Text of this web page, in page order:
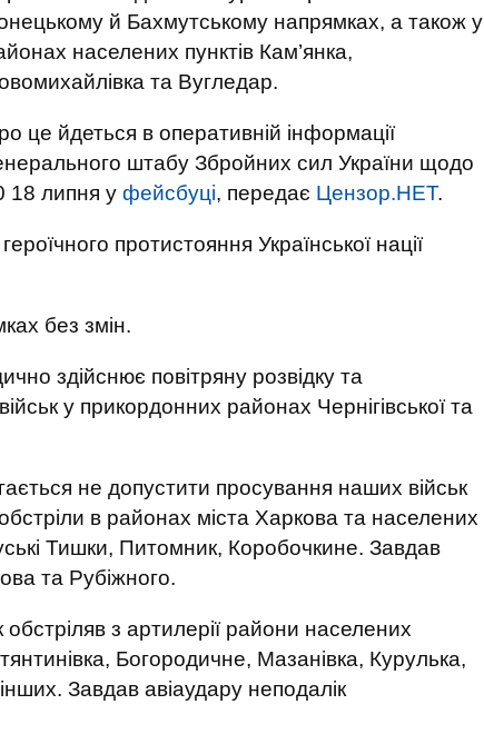
й Бахмутському напрямках, а також у
населених пунктів Кам’янка,
та Вугледар.
це йдеться в оперативній інформації
штабу Збройних сил України щодо
18 липня у фейсбуці, передає Цензор.НЕТ.
протистояння Української нації
без змін.
здійснює повітряну розвідку та
у прикордонних районах Чернігівської та
не допустити просування наших військ
в районах міста Харкова та населених
Тишки, Питомник, Коробочкине. Завдав
та Рубіжного.
з артилерії райони населених
Богородичне, Мазанівка, Курулька,
Завдав авіаудару неподалік